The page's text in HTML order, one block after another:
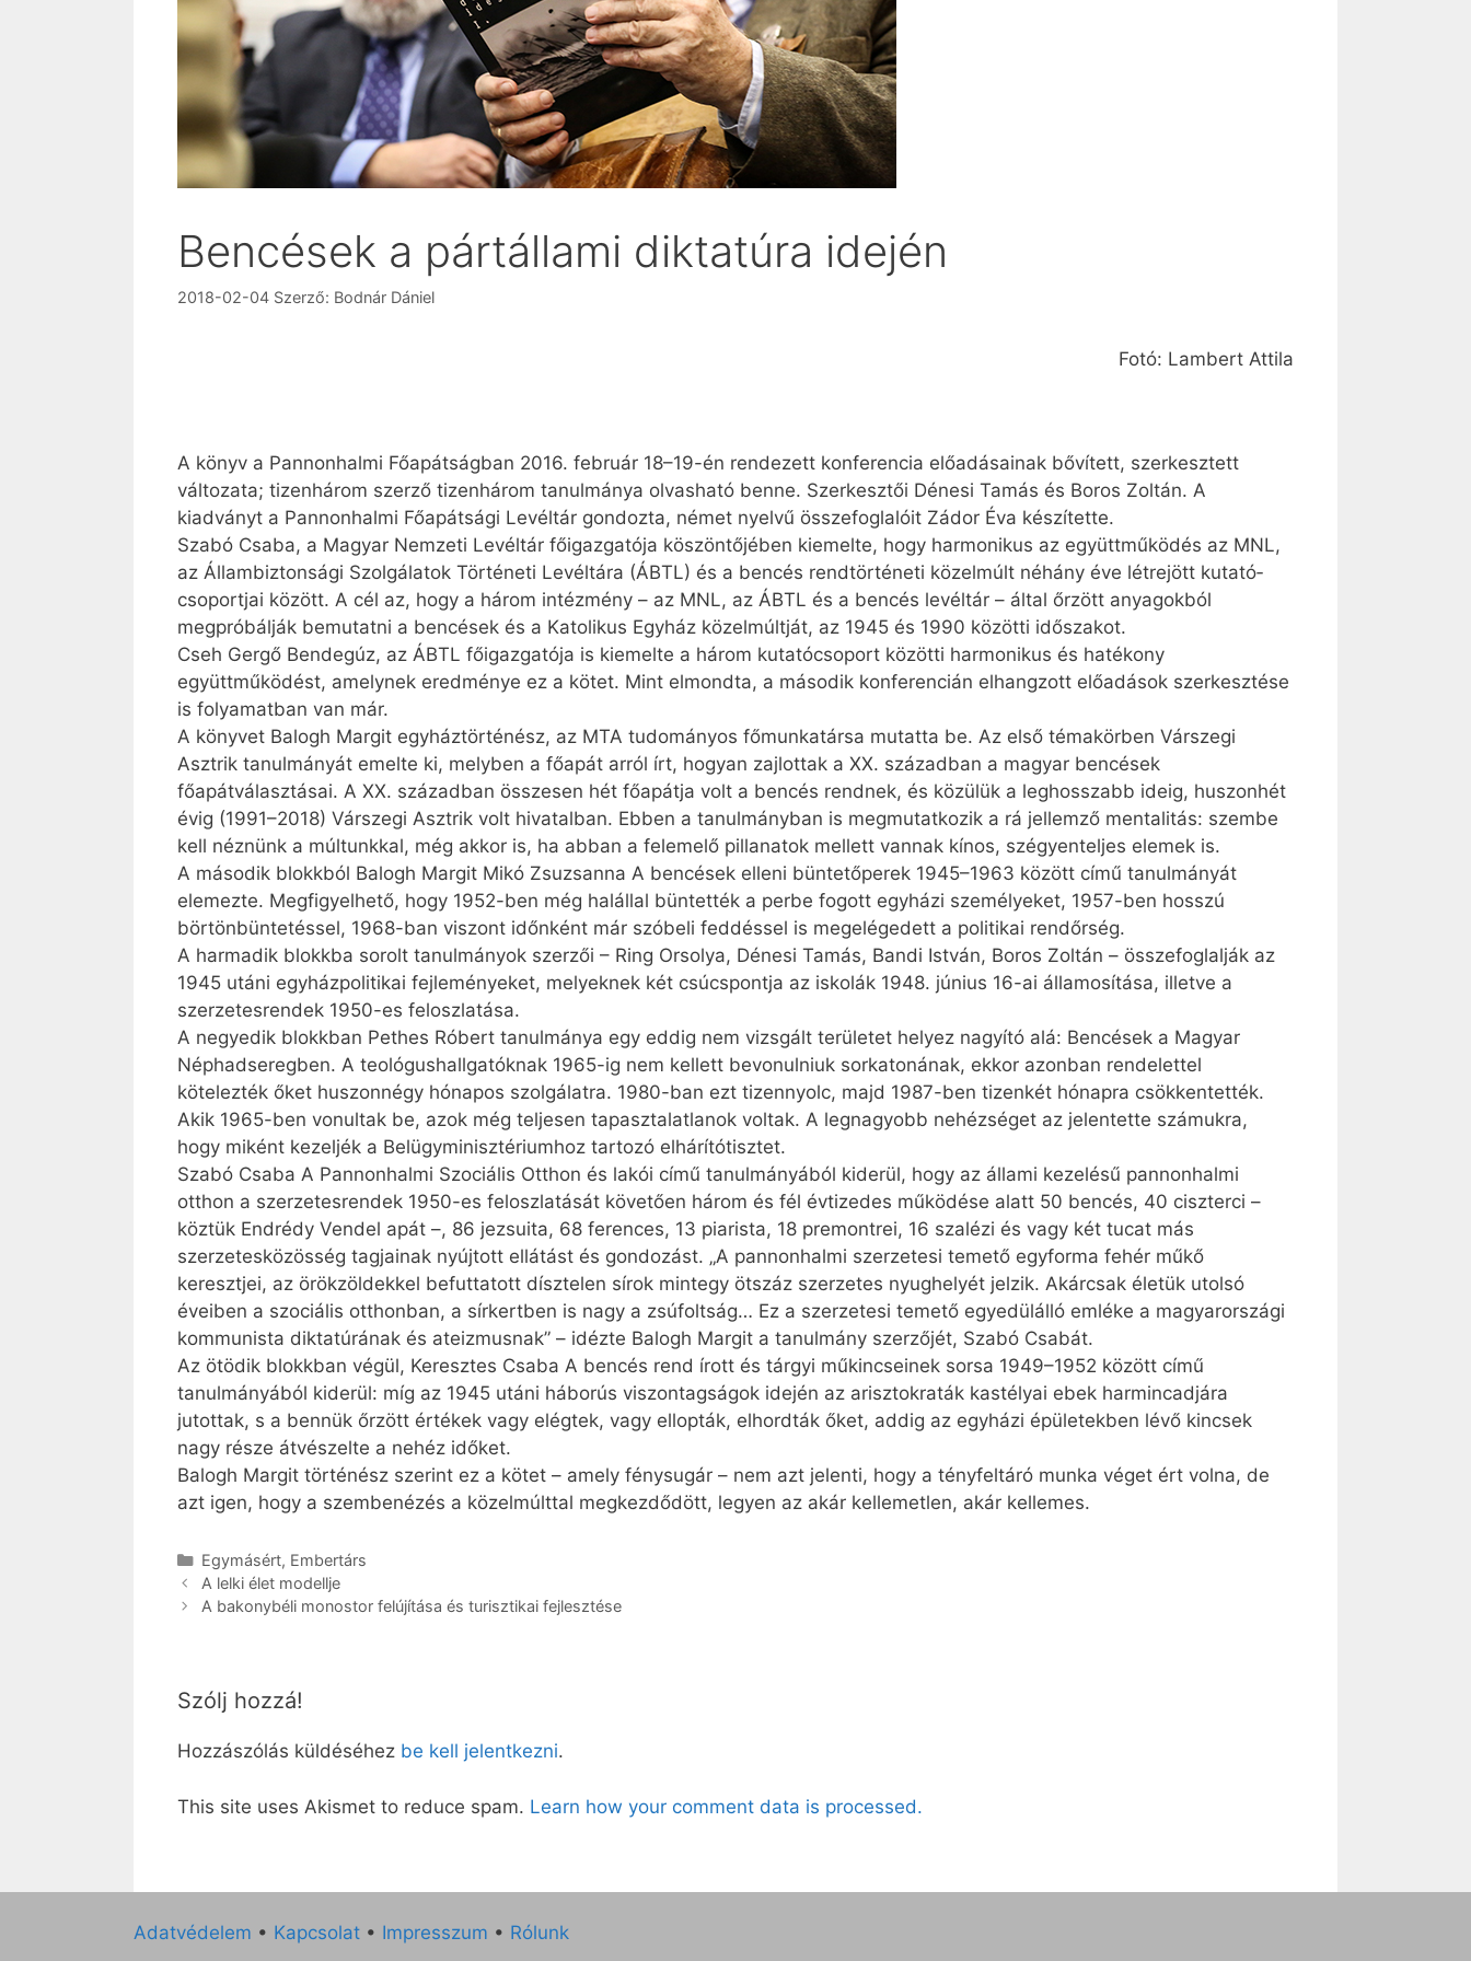
Bencések a pártállami diktatúra idején
2018-02-04 Szerző: Bodnár Dániel
Fotó: Lambert Attila
A könyv a Pannonhalmi Főapátságban 2016. február 18–19-én rendezett konferencia előadásainak bővített, szerkesztett
változata; tizenhárom szerző tizenhárom tanulmánya olvasható benne. Szerkesztői Dénesi Tamás és Boros Zoltán. A
kiadványt a Pannonhalmi Főapátsági Levéltár gondozta, német nyelvű összefoglalóit Zádor Éva készí­tette.
Szabó Csaba, a Magyar Nemzeti Levéltár főigazgatója köszöntőjében kiemelte, hogy harmonikus az együttműködés az MNL,
az Állambiztonsági Szolgálatok Történeti Levéltára (ÁBTL) és a bencés rendtörténeti közelmúlt néhány éve létrejött kutató­
csoportjai között. A cél az, hogy a három intézmény – az MNL, az ÁBTL és a bencés levéltár – által őrzött anyagokból
megpróbálják bemutatni a bencések és a Katolikus Egyház közelmúltját, az 1945 és 1990 közötti időszakot.
Cseh Gergő Bendegúz, az ÁBTL főigazgatója is kiemelte a három kutatócsoport közötti harmonikus és hatékony
együttműködést, amelynek eredménye ez a kötet. Mint elmondta, a második konferencián elhangzott előadások szerkesztése
is folyamatban van már.
A könyvet Balogh Margit egyháztörténész, az MTA tudományos főmunkatársa mutatta be. Az első témakörben Várszegi
Asztrik tanulmányát emelte ki, melyben a főapát arról írt, hogyan zajlottak a XX. században a magyar bencések
főapátválasztásai. A XX. században összesen hét főapátja volt a bencés rendnek, és közülük a leghosszabb ideig, huszonhét
évig (1991–2018) Várszegi Asztrik volt hivatalban. Ebben a tanulmányban is megmutatkozik a rá jellemző mentalitás: szembe
kell néznünk a múltunkkal, még akkor is, ha abban a felemelő pillanatok mellett vannak kínos, szégyenteljes elemek is.
A második blokkból Balogh Margit Mikó Zsuzsanna A bencések elleni büntetőperek 1945–1963 között című tanulmányát
elemezte. Megfigyelhető, hogy 1952-ben még halállal büntették a perbe fogott egyházi személyeket, 1957-ben hosszú
börtönbüntetéssel, 1968-ban viszont időnként már szóbeli feddéssel is megelégedett a politikai rendőrség.
A harmadik blokkba sorolt tanulmányok szerzői – Ring Orsolya, Dénesi Tamás, Bandi István, Boros Zoltán – összefoglalják az
1945 utáni egyház­politikai fejleményeket, melyeknek két csúcspontja az iskolák 1948. június 16-ai államosítása, illetve a
szerzetesrendek 1950-es feloszlatása.
A negyedik blokkban Pethes Róbert tanulmánya egy eddig nem vizsgált területet helyez nagyító alá: Bencések a Magyar
Néphadseregben. A teológushallgatóknak 1965-ig nem kellett bevonulniuk sorkatonának, ekkor azonban rendelettel
kötelezték őket huszonnégy hónapos szolgálatra. 1980-ban ezt tizennyolc, majd 1987-ben tizenkét hónapra csökkentették.
Akik 1965-ben vonultak be, azok még teljesen tapasztalatlanok voltak. A legnagyobb nehézséget az jelentette számukra,
hogy miként kezeljék a Belügyminisztériumhoz tartozó elhárítótisztet.
Szabó Csaba A Pannonhalmi Szociális Otthon és lakói című tanulmányából kiderül, hogy az állami kezelésű pannonhalmi
otthon a szerzetesrendek 1950-es feloszlatását követően három és fél évtizedes működése alatt 50 bencés, 40 ciszterci –
köztük Endrédy Vendel apát –, 86 jezsuita, 68 ferences, 13 piarista, 18 premontrei, 16 szalézi és vagy két tucat más
szerzetesközösség tagjainak nyújtott ellátást és gondozást. „A pannonhalmi szerzetesi temető egyforma fehér műkő
keresztjei, az örökzöldekkel befuttatott dísztelen sírok mintegy ötszáz szerzetes nyughelyét jelzik. Akárcsak életük utolsó
éveiben a szociális otthonban, a sírkertben is nagy a zsúfoltság… Ez a szerzetesi temető egyedülálló emléke a magyarországi
kommunista diktatúrának és ateizmusnak” – idézte Balogh Margit a tanulmány szerzőjét, Szabó Csabát.
Az ötödik blokkban végül, Keresztes Csaba A bencés rend írott és tárgyi műkincseinek sorsa 1949–1952 között című
tanulmányából kiderül: míg az 1945 utáni háborús viszontagságok idején az arisztokraták kastélyai ebek harmincadjára
jutottak, s a bennük őrzött értékek vagy elégtek, vagy ellopták, elhordták őket, addig az egyházi épületekben lévő kincsek
nagy része átvészelte a nehéz időket.
Balogh Margit történész szerint ez a kötet – amely fénysugár – nem azt jelenti, hogy a tényfeltáró munka véget ért volna, de
azt igen, hogy a szembenézés a közelmúlttal megkezdődött, legyen az akár kellemetlen, akár kellemes.
Kategória
Egymásért, Embertárs
A lelki élet modellje
A bakonybéli monostor felújítása és turisztikai fejlesztése
Szólj hozzá!
Hozzászólás küldéséhez be kell jelentkezni.
This site uses Akismet to reduce spam. Learn how your comment data is processed.
Adatvédelem • Kapcsolat • Impresszum • Rólunk